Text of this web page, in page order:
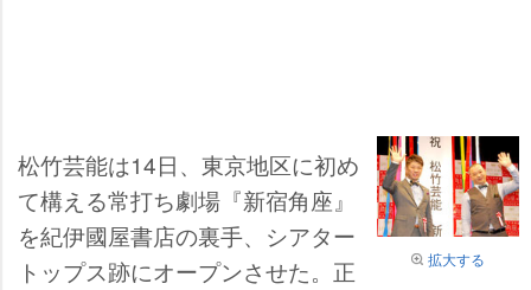
拡大する
松竹芸能は14日、東京地区に初め
て構える常打ち劇場『新宿角座』
を紀伊國屋書店の裏手、シアター
トップス跡にオープンさせた。正